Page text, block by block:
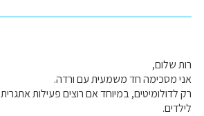
רות שלום,
אני מסכימה חד משמעית עם ורדה.
רק לדולומיטים, במיוחד אם רוצים פעילות אתגרית
לילדים.